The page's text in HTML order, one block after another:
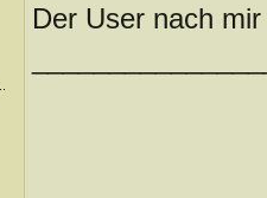
Der User nach